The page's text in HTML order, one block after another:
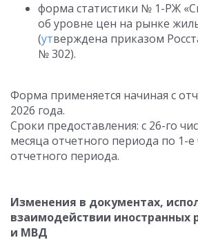
форма статистики № 1-РЖ
об уровне цен на рынке
(утверждена приказом
№ 302).
Форма применяется начиная с
2026 года.
Сроки предоставления: с 26-го
месяца отчетного периода по 1-е
отчетного периода.
Изменения в документах,
взаимодействии иностранных
и МВД